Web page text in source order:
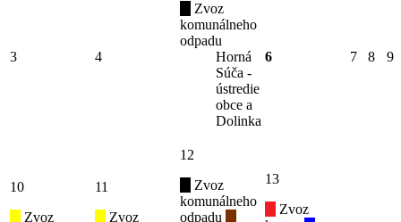
3 4
Zvoz
komunálneho
odpadu
Horná
Súča -
ústredie
obce a
Dolinka
6 7 8 9
10
Zvoz
11
Zvoz
12
Zvoz
komunálneho
odpadu
13
Zvoz